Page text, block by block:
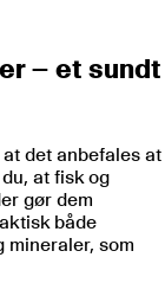
– et sundt
det anbefales at
at fisk og
gør dem
både
mineraler, som